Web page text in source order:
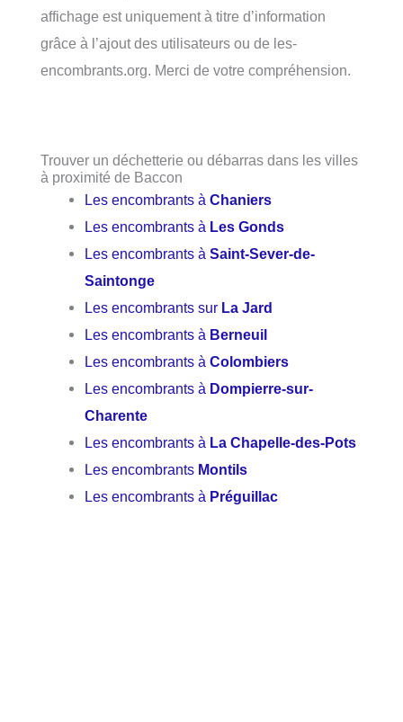
affichage est uniquement à titre d’information
grâce à l’ajout des utilisateurs ou de les-
encombrants.org. Merci de votre compréhension.
Trouver un déchetterie ou débarras dans les villes
à proximité de Baccon
Les encombrants àChaniers
Les encombrants à Les Gonds
Les encombrants àSaint-Sever-de-
Saintonge
Les encombrants sur La Jard
Les encombrants à Berneuil
Les encombrants àColombiers
Les encombrants à Dompierre-sur-
Charente
Les encombrants à La Chapelle-des-Pots
Les encombrants Montils
Les encombrants à Préguillac